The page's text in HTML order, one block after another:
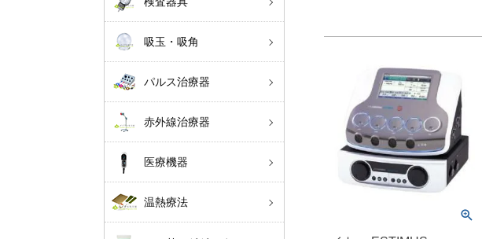
吸玉・吸角
パルス治療器
赤外線治療器
医療機器
温熱療法